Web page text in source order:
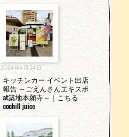
2024年4月24日
キッチンカー イベント出店
報告 ～ごえんさんエキスポ
at築地本願寺～｜こちる
cochill juice